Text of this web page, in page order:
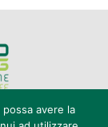
avere la